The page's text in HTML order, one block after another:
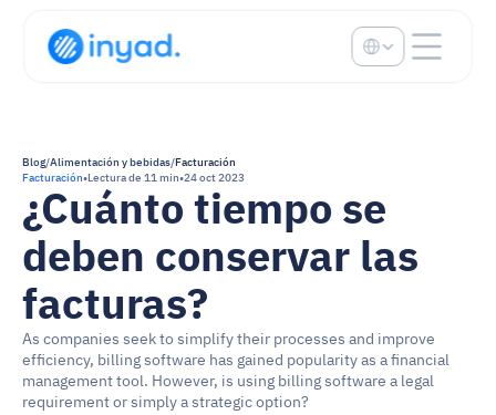
Blog/Alimentación y bebidas/Facturación
Facturación•Lectura de 11 min•24 oct 2023
¿Cuánto tiempo se
deben conservar las
facturas?
As companies seek to simplify their processes and improve
efficiency, billing software has gained popularity as a financial
management tool. However, is using billing software a legal
requirement or simply a strategic option?
Select Language